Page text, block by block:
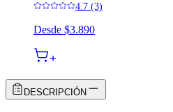
4.7 (3)
Desde $3.890
DESCRIPCIÓN